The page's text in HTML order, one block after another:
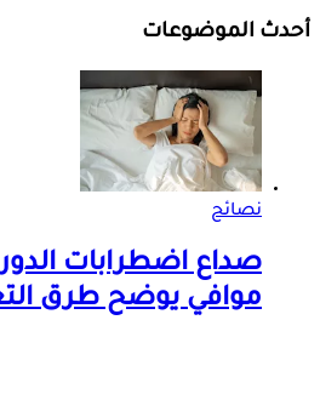
أحدث الموضوعات
نصائح
صداع اضطرابات
موافي يوضح طرق